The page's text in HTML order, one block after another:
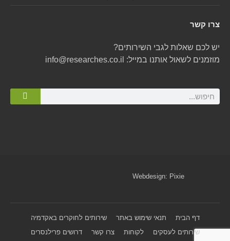
צרו קשר
יש לכם שאלות לגבי השירותים?
מוזמנים לשאול אותנו במייל: info@researches.co.il
Webdesign: Pixie
דף הבית תנאי שימוש באתר
שירותים לחוקרים באקדמיה
שירותים לעסקים
לקוחות צרו קשר דרושים פרילנסרים